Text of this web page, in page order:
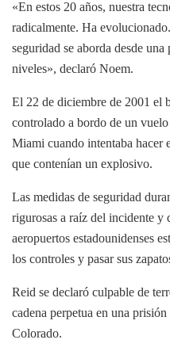
«En estos 20 años, nuestra
radicalmente. Ha
seguridad se aborda desde
niveles», declaró Noem.
El 22 de diciembre de 2001 el
controlado a bordo de un
Miami cuando intentaba hacer
que contenían un explosivo.
Las medidas de seguridad
rigurosas a raíz del incidente y
aeropuertos estadounidenses
los controles y pasar sus
Reid se declaró culpable de
cadena perpetua en una
Colorado.